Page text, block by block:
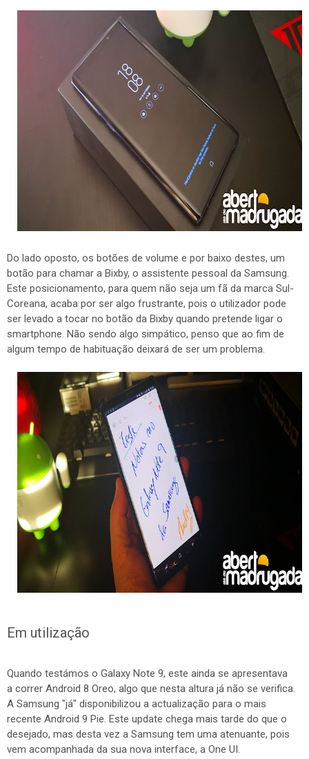
Do lado oposto, os botões de volume e por baixo destes, um
botão para chamar a Bixby, o assistente pessoal da Samsung.
Este posicionamento, para quem não seja um fã da marca Sul-
Coreana, acaba por ser algo frustrante, pois o utilizador pode
ser levado a tocar no botão da Bixby quando pretende ligar o
smartphone. Não sendo algo simpático, penso que ao fim de
algum tempo de habituação deixará de ser um problema.
Em utilização
Quando testámos o Galaxy Note 9, este ainda se apresentava
a correr Android 8 Oreo, algo que nesta altura já não se verifica.
A Samsung "já" disponibilizou a actualização para o mais
recente Android 9 Pie. Este update chega mais tarde do que o
desejado, mas desta vez a Samsung tem uma atenuante, pois
vem acompanhada da sua nova interface, a One UI.